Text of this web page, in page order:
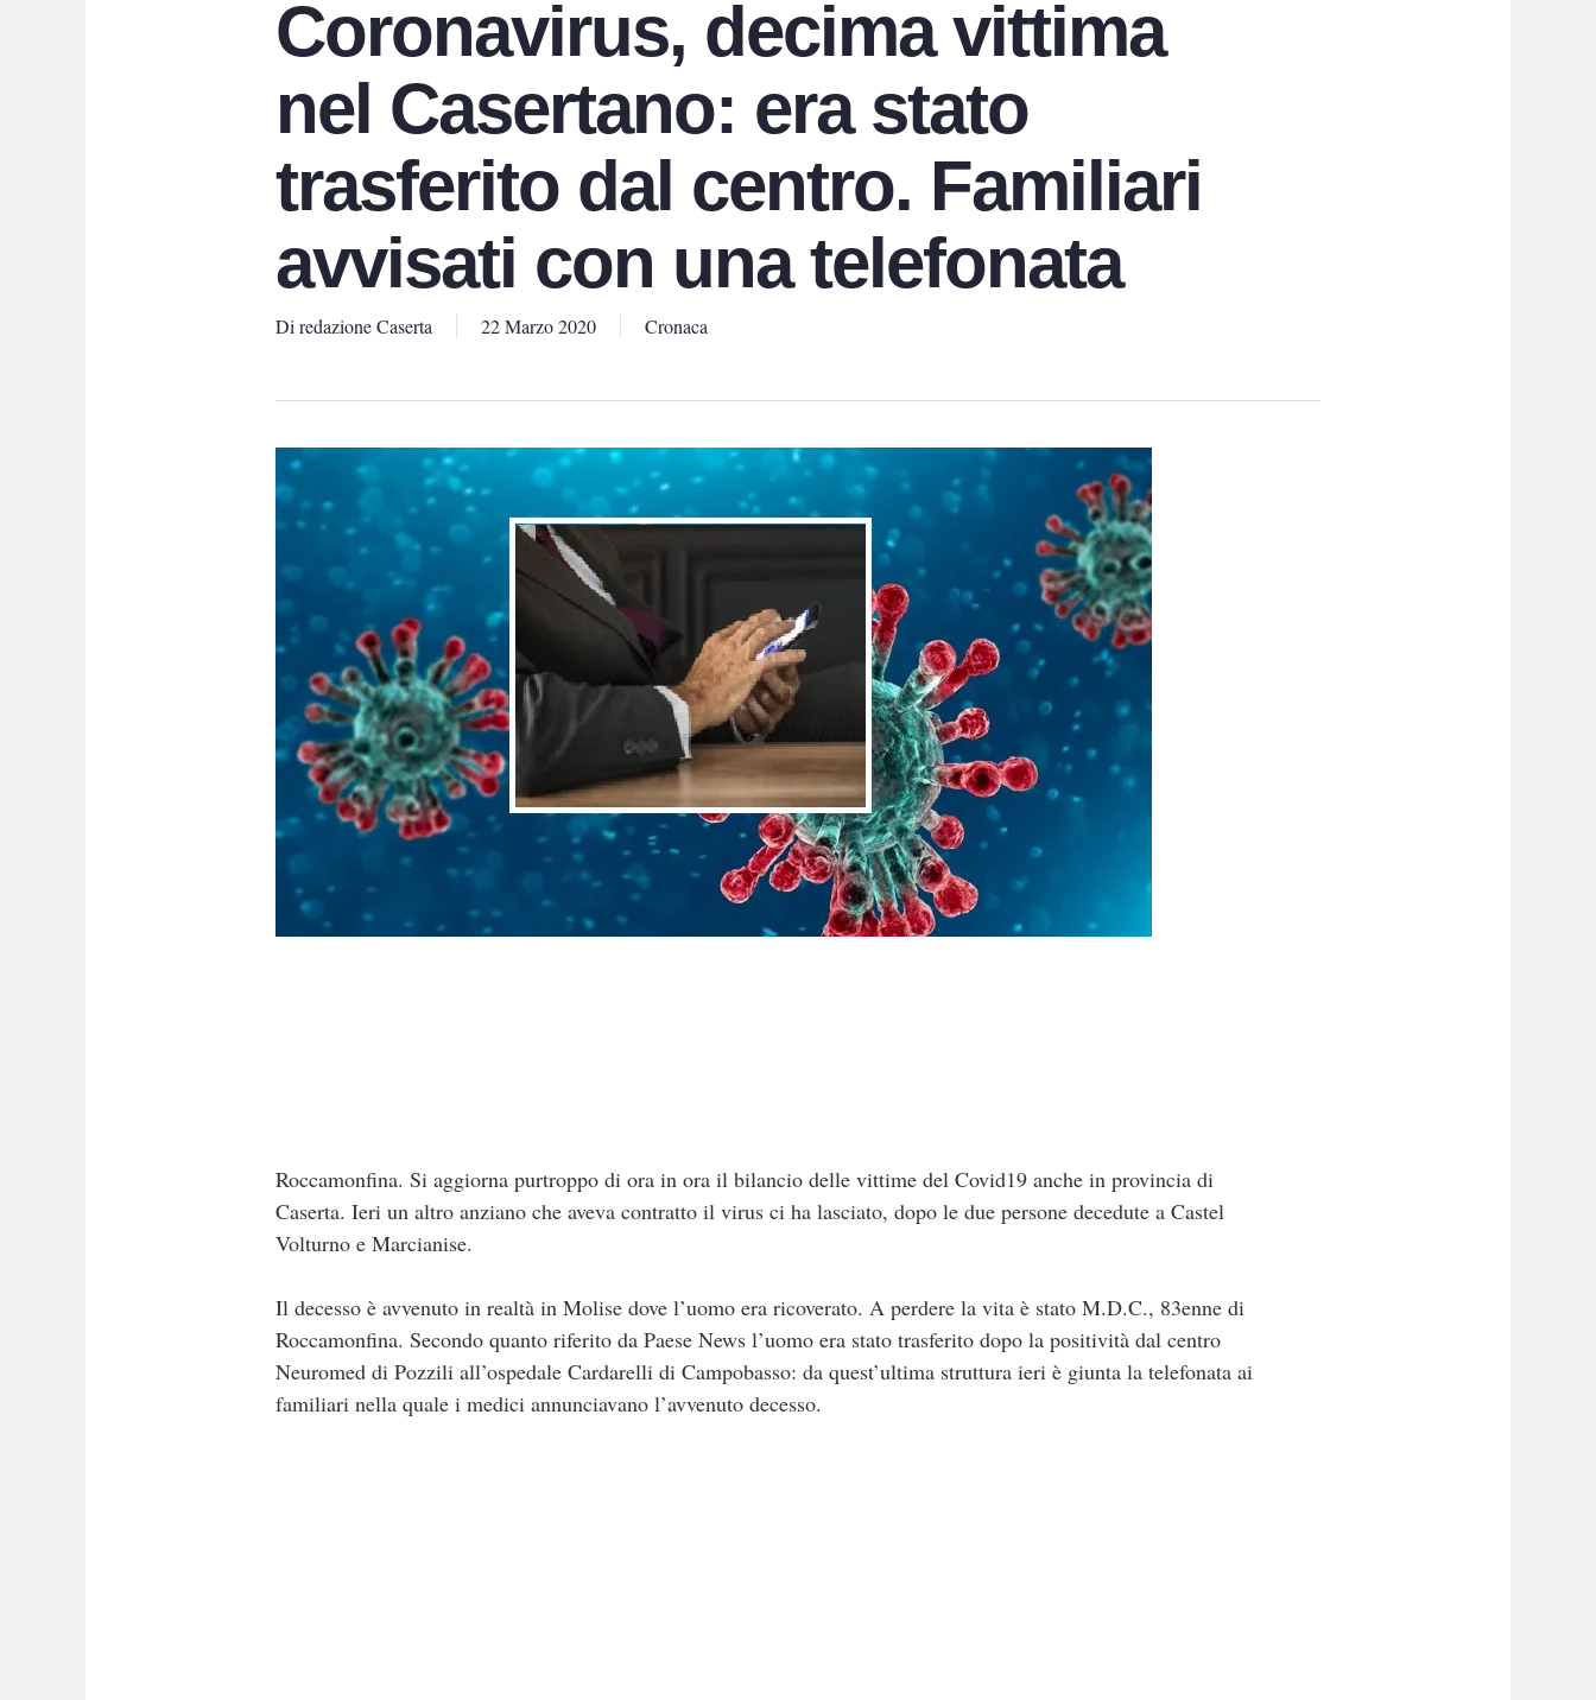
Coronavirus, decima vittima
nel Casertano: era stato
trasferito dal centro. Familiari
avvisati con una telefonata
Di redazione Caserta 22 Marzo 2020 Cronaca
Roccamonfina. Si aggiorna purtroppo di ora in ora il bilancio delle vittime del Covid19 anche in provincia di
Caserta. Ieri un altro anziano che aveva contratto il virus ci ha lasciato, dopo le due persone decedute a Castel
Volturno e Marcianise.
Il decesso è avvenuto in realtà in Molise dove l’uomo era ricoverato. A perdere la vita è stato M.D.C., 83enne di
Roccamonfina. Secondo quanto riferito da Paese News l’uomo era stato trasferito dopo la positività dal centro
Neuromed di Pozzili all’ospedale Cardarelli di Campobasso: da quest’ultima struttura ieri è giunta la telefonata ai
familiari nella quale i medici annunciavano l’avvenuto decesso.